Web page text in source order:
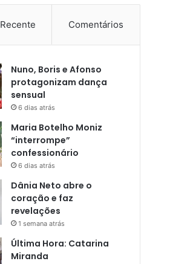
por
Recente Comentários
Nuno, Boris e Afonso
protagonizam dança
sensual
6 dias atrás
Maria Botelho Moniz
“interrompe”
confessionário
6 dias atrás
Dânia Neto abre o
coração e faz
revelações
1 semana atrás
Última Hora: Catarina
Miranda